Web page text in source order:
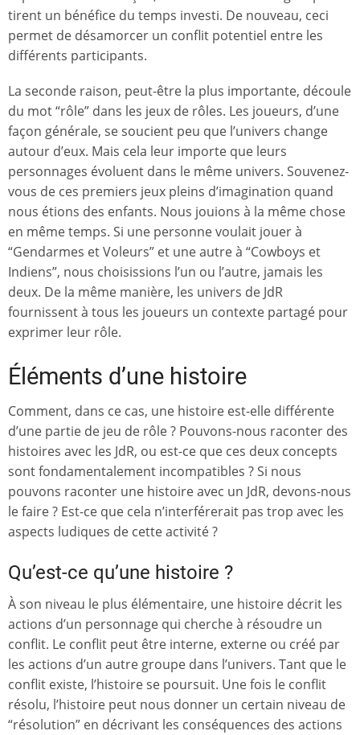
tirent un bénéfice du temps investi. De nouveau, ceci
permet de désamorcer un conflit potentiel entre les
différents participants.
La seconde raison, peut-être la plus importante, découle
du mot “rôle” dans les jeux de rôles. Les joueurs, d’une
façon générale, se soucient peu que l’univers change
autour d’eux. Mais cela leur importe que leurs
personnages évoluent dans le même univers. Souvenez-
vous de ces premiers jeux pleins d’imagination quand
nous étions des enfants. Nous jouions à la même chose
en même temps. Si une personne voulait jouer à
“Gendarmes et Voleurs” et une autre à “Cowboys et
Indiens”, nous choisissions l’un ou l’autre, jamais les
deux. De la même manière, les univers de JdR
fournissent à tous les joueurs un contexte partagé pour
exprimer leur rôle.
Éléments d’une histoire
Comment, dans ce cas, une histoire est-elle différente
d’une partie de jeu de rôle ? Pouvons-nous raconter des
histoires avec les JdR, ou est-ce que ces deux concepts
sont fondamentalement incompatibles ? Si nous
pouvons raconter une histoire avec un JdR, devons-nous
le faire ? Est-ce que cela n’interférerait pas trop avec les
aspects ludiques de cette activité ?
Qu’est-ce qu’une histoire ?
À son niveau le plus élémentaire, une histoire décrit les
actions d’un personnage qui cherche à résoudre un
conflit. Le conflit peut être interne, externe ou créé par
les actions d’un autre groupe dans l’univers. Tant que le
conflit existe, l’histoire se poursuit. Une fois le conflit
résolu, l’histoire peut nous donner un certain niveau de
“résolution” en décrivant les conséquences des actions